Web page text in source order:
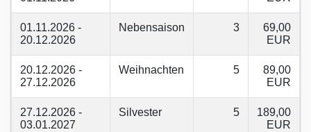
01.11.2026 -
20.12.2026
Nebensaison 3
69,00
EUR
20.12.2026 -
27.12.2026
Weihnachten 5
89,00
EUR
27.12.2026 -
03.01.2027
Silvester 5
189,00
EUR